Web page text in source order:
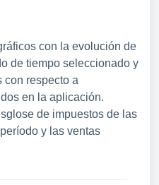
con la evolución de
de tiempo seleccionado y
con respecto a
en la aplicación.
de impuestos de las
y las ventas